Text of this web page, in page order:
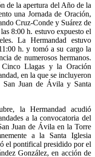
de la apertura del Año de la
una Jornada de Oración,
Cruz-Conde y Suárez de
8:00 h. estuvo expuesto el
La Hermandad estuvo
h. y tomó a su cargo la
de numerosos hermanos.
Llagas y la Oración
en la que se incluyeron
San Juan de Ávila y Santa
la Hermandad acudió
a la convocatoria del
Juan de Ávila en la Torre
a la Santa Iglesia
el pontifical presidido por el
González, en acción de